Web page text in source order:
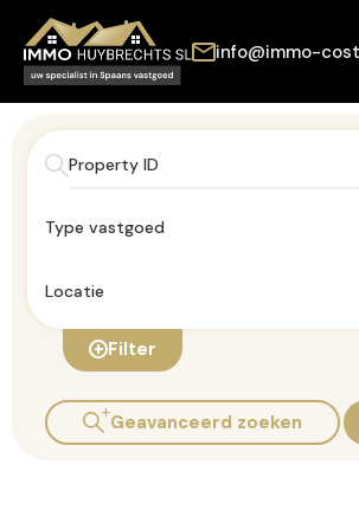
info@immo-
Type vastgoed
Locatie
Filter
Geavanceerd zoeken